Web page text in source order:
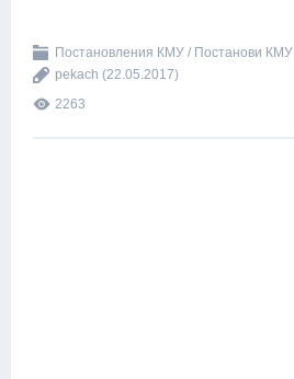
Постановления КМУ / Постанови КМУ
pekach (22.05.2017)
2263